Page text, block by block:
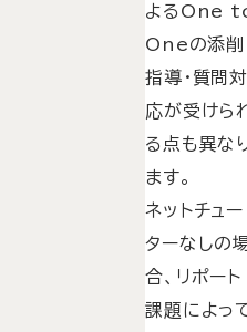
よるOne
Oneの添削
指導・質問
応が受けら
る点も異な
ます。
ネットチュー
ターなしの
合、リポート
課題によっ